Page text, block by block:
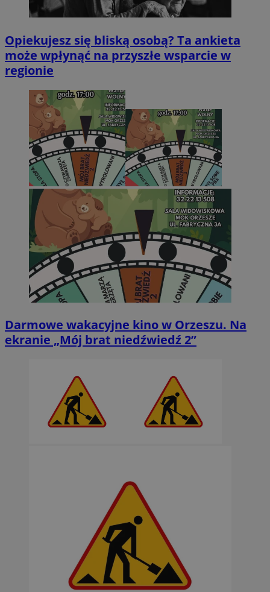
Opiekujesz się bliską osobą? Ta ankieta
może wpłynąć na przyszłe wsparcie w
regionie
Darmowe wakacyjne kino w Orzeszu. Na
ekranie „Mój brat niedźwiedź 2”